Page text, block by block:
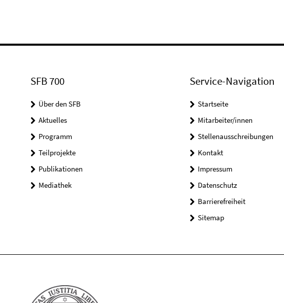
SFB 700
Über den SFB
Aktuelles
Programm
Teilprojekte
Publikationen
Mediathek
Service-Navigation
Startseite
Mitarbeiter/innen
Stellenausschreibungen
Kontakt
Impressum
Datenschutz
Barrierefreiheit
Sitemap